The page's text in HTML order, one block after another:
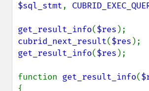
$sql_stmt,
get_result_info($res
cubrid_next_result($res
get_result_info($res );
function get_result_info(
{